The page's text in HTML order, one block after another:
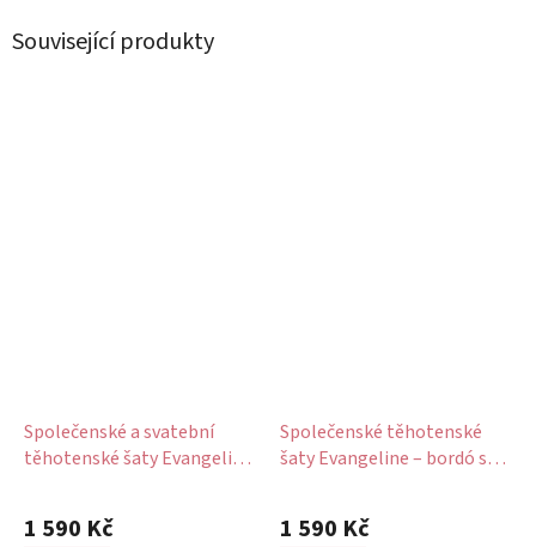
Související produkty
Společenské a svatební
těhotenské šaty Evangeline
1 590 Kč
Společenské těhotenské
šaty Evangeline – bordó s
1 590 Kč